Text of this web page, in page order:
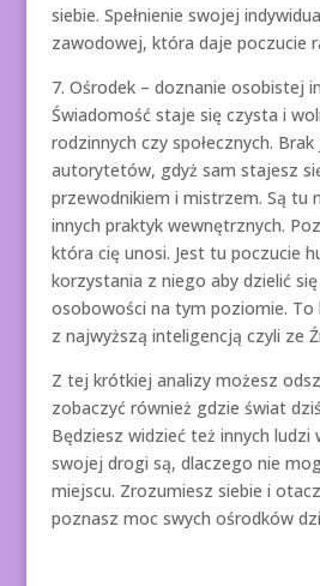
siebie. Spełnienie swojej
zawodowej, która daje poczucie
7. Ośrodek – doznanie osobistej
Świadomość staje się czysta i
rodzinnych czy społecznych.
autorytetów, gdyż sam stajesz
przewodnikiem i mistrzem. Są tu
innych praktyk wewnętrznych.
która cię unosi. Jest tu poczucie
korzystania z niego aby dzielić
osobowości na tym poziomie.
z najwyższą inteligencją czyli ze
Z tej krótkiej analizy możesz
zobaczyć również gdzie świat
Będziesz widzieć też innych ludzi
swojej drogi są, dlaczego nie
miejscu. Zrozumiesz siebie i
poznasz moc swych ośrodków